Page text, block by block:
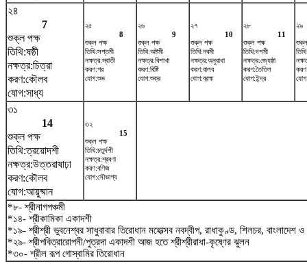
২৪
7
শুক্ল পক্ষ
তিথি:ষষ্ঠী
নক্ষত্র:চিত্রা
করণ:কৌলব
যোগ:সাধ্য
২৫
8
শুক্ল পক্ষ
তিথি:সপ্তমী
নক্ষত্র:স্বাতী
করণ:গর
যোগ:শুভ
২৬
9
শুক্ল পক্ষ
তিথি:অষ্টমী
নক্ষত্র:বিশাখা
করণ:বিষ্টি
যোগ:শুক্র
২৭
10
শুক্ল পক্ষ
তিথি:নবমী
নক্ষত্র:অনুরাধা
করণ:বালব
যোগ:ব্রহ্ম
২৮
11
শুক্ল পক্ষ
তিথি:দশমী
নক্ষত্র:জ্যেষ্ঠা
করণ:তৈতিল
যোগ:ইন্দ্র
২৯
৩১
14
শুক্ল পক্ষ
তিথি:ত্রয়োদশী
নক্ষত্র:উত্তরাষাঢ়া
করণ:কৌলব
যোগ:আয়ুষ্মান
৩২
15
শুক্ল পক্ষ
তিথি:চতুর্দশী
নক্ষত্র:শ্রবণা
করণ:বণিজ
যোগ:সৌভাগ্য
*৮- শ্রীনাগপঞ্চমী
*১৪- শ্রীকামিকা একাদশী
*১৯- শ্রীশ্রী ভুবনেশ্বর সাধুবাবার তিরোধান মহোত্সব নবদ্বীপ, রাধাকুণ্ড, শিলচর, বাংলাদেশ
*২৯- শ্রীপবিত্রারোপনী/পুত্রদা একাদশী আজ হতে শ্রীশ্রীরাধা-কৃষ্ণের ঝুলন
*৩০- শ্রীল রূপ গোস্বামির তিরোধান